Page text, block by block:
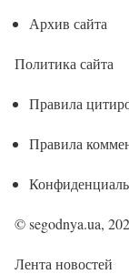
Архив сайта
Политика сайта
Правила
Правила
© segodnya.ua,
Лента новостей